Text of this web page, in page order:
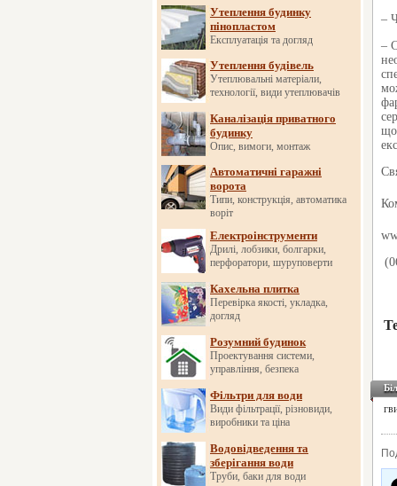
Утеплення будинку
пінопластом
Експлуатація та догляд
Утеплення будівель
Утеплювальні матеріали,
технології, види утеплювачів
Каналізація приватного
будинку
Опис, вимоги, монтаж
Автоматичні гаражні
ворота
Типи, конструкція, автоматика
воріт
Електроінструменти
Дрилі, лобзики, болгарки,
перфоратори, шуруповерти
Кахельна плитка
Перевірка якості, укладка,
догляд
Розумний будинок
Проектування системи,
управління, безпека
Фільтри для води
Види фільтрації, різновиди,
виробники та ціна
Водовідведення та
зберігання води
Труби, баки для води
–
–
що
(